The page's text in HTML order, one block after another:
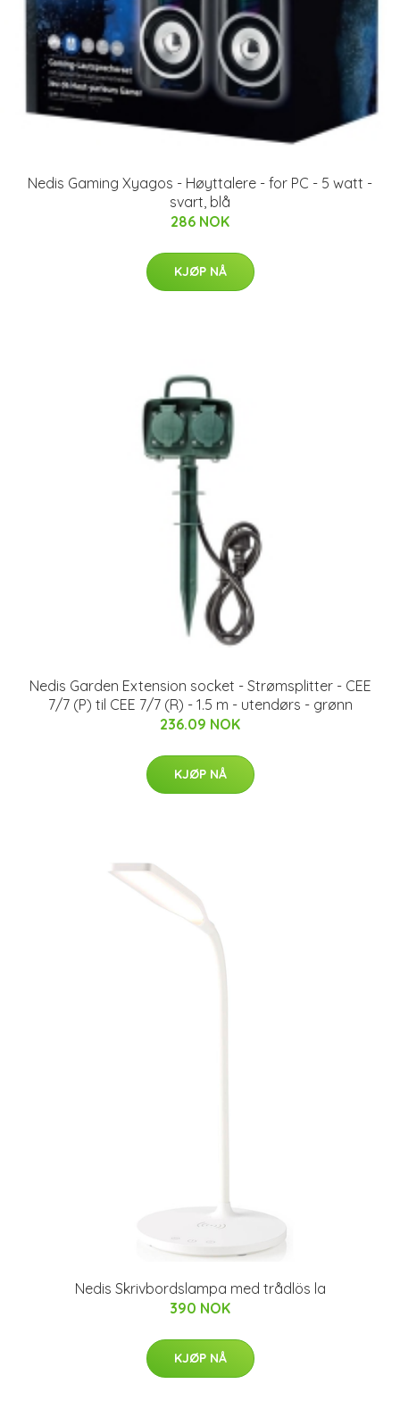
Nedis Gaming Xyagos - Høyttalere - for PC - 5 watt -
svart, blå
286 NOK
KJØP NÅ
Nedis Garden Extension socket - Strømsplitter - CEE
7/7 (P) til CEE 7/7 (R) - 1.5 m - utendørs - grønn
236.09 NOK
KJØP NÅ
Nedis Skrivbordslampa med trådlös la
390 NOK
KJØP NÅ